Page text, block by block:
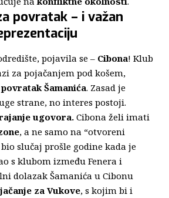
povratak – i važan
pojavila se – Cibona! Klub
za pojačanjem pod košem,
Šamanića. Zasad je
strane, no interes postoji.
ugovora. Cibona želi imati
, a ne samo na “otvoreni
slučaj prošle godine kada je
s klubom između Fenera i
dolazak Šamanića u Cibonu
za Vukove, s kojim bi i